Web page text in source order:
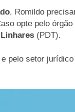
, Romildo
opte pelo
(PDT).
e pelo setor jurídico